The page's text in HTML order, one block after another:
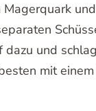
Magerquark
dazu und
mit